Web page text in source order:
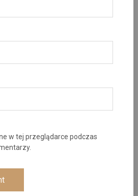
w tej przeglądarce podczas